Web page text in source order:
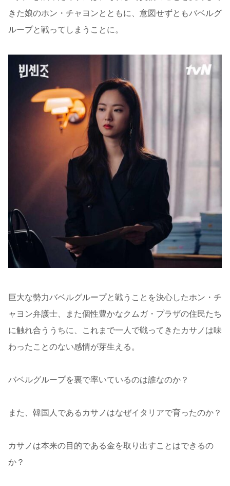
きた娘のホン・チャヨンとともに、意図せずともバベルグ
ループと戦ってしまうことに。
巨大な勢力バベルグループと戦うことを決心したホン・チ
ャヨン弁護士、また個性豊かなクムガ・プラザの住民たち
に触れ合ううちに、これまで一人で戦ってきたカサノは味
わったことのない感情が芽生える。
バベルグループを裏で率いているのは誰なのか？
また、韓国人であるカサノはなぜイタリアで育ったのか？
カサノは本来の目的である金を取り出すことはできるの
か？